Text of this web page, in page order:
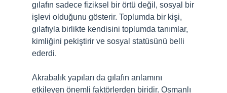
gılafın sadece fiziksel bir örtü değil, sosyal bir
işlevi olduğunu gösterir. Toplumda bir kişi,
gılafıyla birlikte kendisini toplumda tanımlar,
kimliğini pekiştirir ve sosyal statüsünü belli
ederdi.
Akrabalık yapıları da gılafın anlamını
etkileyen önemli faktörlerden biridir. Osmanlı